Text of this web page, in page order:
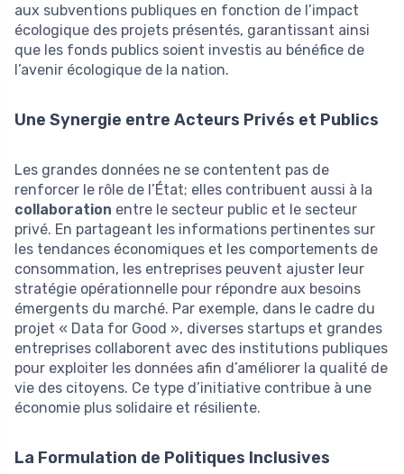
aux subventions publiques en fonction de l’impact
écologique des projets présentés, garantissant ainsi
que les fonds publics soient investis au bénéfice de
l’avenir écologique de la nation.
Une Synergie entre Acteurs Privés et Publics
Les grandes données ne se contentent pas de
renforcer le rôle de l’État; elles contribuent aussi à la
collaboration entre le secteur public et le secteur
privé. En partageant les informations pertinentes sur
les tendances économiques et les comportements de
consommation, les entreprises peuvent ajuster leur
stratégie opérationnelle pour répondre aux besoins
émergents du marché. Par exemple, dans le cadre du
projet « Data for Good », diverses startups et grandes
entreprises collaborent avec des institutions publiques
pour exploiter les données afin d’améliorer la qualité de
vie des citoyens. Ce type d’initiative contribue à une
économie plus solidaire et résiliente.
La Formulation de Politiques Inclusives